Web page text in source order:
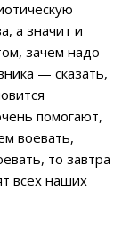
а значит и
зачем надо
— сказать,
помогают,
воевать,
то завтра
всех наших